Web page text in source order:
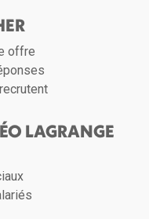
offre
LAGRANGE